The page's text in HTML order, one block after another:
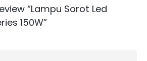
“Lampu Sorot Led
150W”